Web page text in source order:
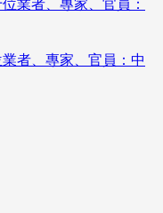
者、專家、官員：中